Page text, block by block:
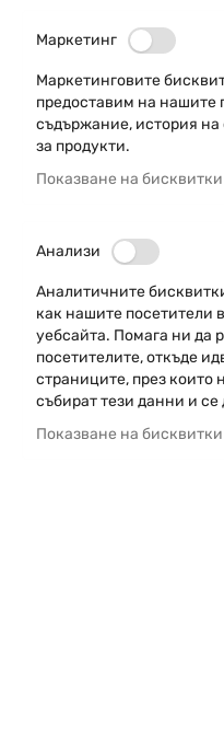
рейтинг: Добави
Сгъваем нож “Smith
Ops”, модел CK6А
НАЛИЧЕН
Уведомявай ме, когато
висококачествени
пушки. Голяма гама от
Smith & Wesson, ловни
употреба и аксесоари.
представяне, тъй като
револвери и пистолети
е световен лидер в
снимки
Маркетинг
Маркетинговите
предоставим на нашите
съдържание, история
за продукти.
Показване на бисквитки
Анализи
Аналитичните
как нашите посетители
уебсайта. Помага ни да
посетителите, откъде
страниците, през които
събират тези данни и
Показване на бисквитки